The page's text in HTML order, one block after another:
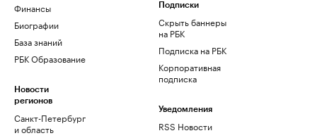
Финансы
Биографии
База знаний
РБК Образование
Новости
регионов
Санкт-Петербург
и область
Подписки
Скрыть баннеры
на РБК
Подписка на РБК
Корпоративная
подписка
Уведомления
RSS Новости